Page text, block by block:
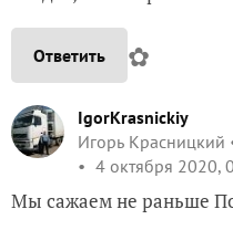
Ответить ✿
IgorKrasnickiy
Игорь Красницкий
4 октября 2020,
Мы сажаем не раньше